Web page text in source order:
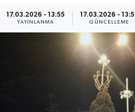
17.03.2026 - 13:55
YAYINLANMA
17.03.2026 -
GÜNCELLEME
Cide Haberleri
Daday Haberleri
Devrekani Haberleri
Doğanyurt Haberleri